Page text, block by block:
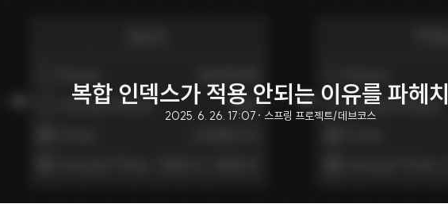
복합 인덱스가 적용 안되는 이유를 파헤
2025. 6. 26. 17:07 · 스프링 프로젝트/데브코스